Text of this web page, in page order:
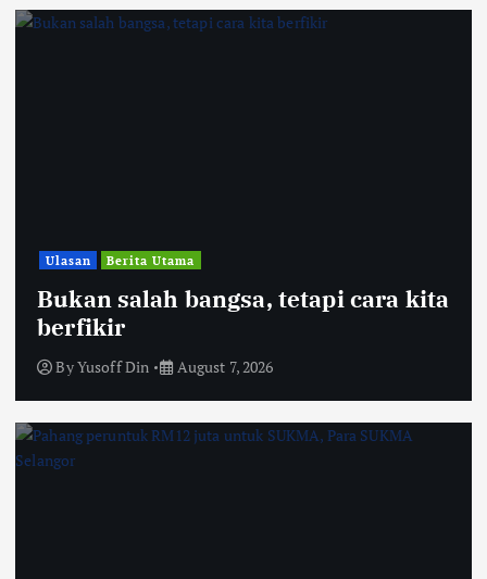
Ulasan Berita Utama
Bukan salah bangsa, tetapi cara kita
berfikir
ByYusoff Din August 7, 2026